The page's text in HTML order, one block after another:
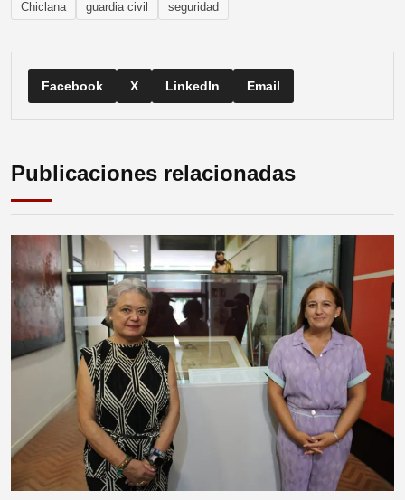
Chiclana
guardia civil seguridad
Facebook X LinkedIn Email
Publicaciones relacionadas